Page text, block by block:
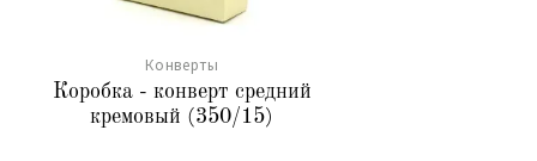
Конверты
Коробка - конверт средний
кремовый (350/15)